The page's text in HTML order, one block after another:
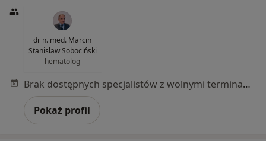
dr n. med. Marcin
Stanisław Sobociński
hematolog
Brak dostępnych specjalistów z wolnymi terminami w tym centrum medycznym.
Pokaż profil